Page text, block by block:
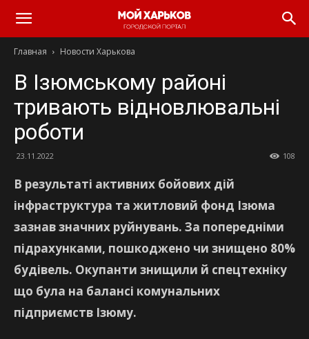
Главная Новости Харькова
В Ізюмському районі
тривають відновлювальні
роботи
23.11.2022 108
В результаті активних бойових дій
інфраструктура та житловий фонд Ізюма
зазнав значних руйнувань. За попередніми
підрахунками, пошкоджено чи знищено 80%
будівель. Окупанти знищили й спецтехніку
що була на балансі комунальних
підприємств Ізюму.